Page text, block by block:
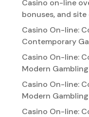
Casino on-line
bonuses, and
Casino On-line:
Contemporary
Casino On-line:
Modern
Casino On-line:
Modern
Casino On-line: